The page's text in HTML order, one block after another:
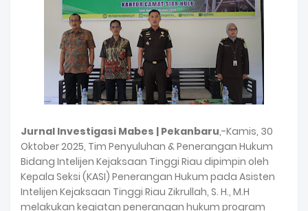
Jurnal Investigasi Mabes | Pekanbaru,-Kamis, 30
Oktober 2025, Tim Penyuluhan & Penerangan Hukum
Bidang Intelijen Kejaksaan Tinggi Riau dipimpin oleh
Kepala Seksi (KASI) Penerangan Hukum pada Asisten
Intelijen Kejaksaan Tinggi Riau Zikrullah, S. H., M.H
melakukan kegiatan penerangan hukum program